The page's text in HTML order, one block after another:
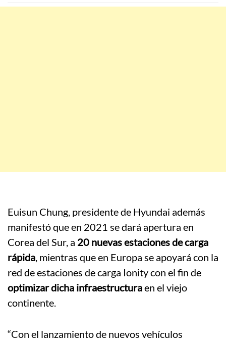
Euisun Chung, presidente de Hyundai además
manifestó que en 2021 se dará apertura en
Corea del Sur, a 20 nuevas estaciones de carga
rápida, mientras que en Europa se apoyará con la
red de estaciones de carga Ionity con el fin de
optimizar dicha infraestructuraen el viejo
continente.
“Con el lanzamiento de nuevos vehículos